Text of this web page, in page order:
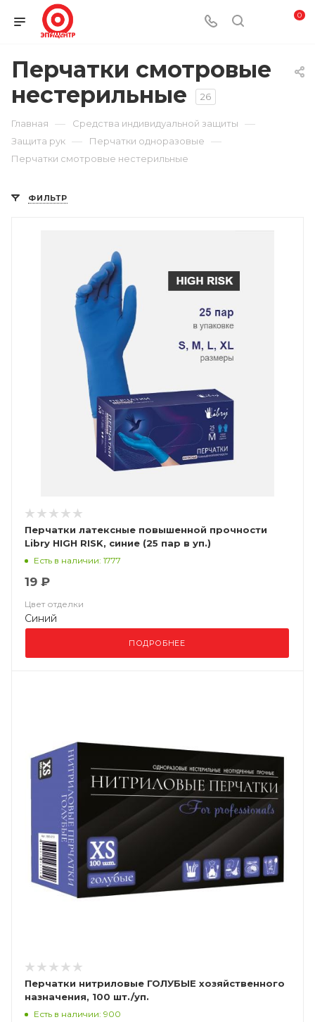
0
Перчатки смотровые
нестерильные
26
Главная — Средства индивидуальной защиты —
Защита рук — Перчатки одноразовые —
Перчатки смотровые нестерильные
ФИЛЬТР
Перчатки латексные повышенной прочности
Libry HIGH RISK, синие (25 пар в уп.)
Есть в наличии: 1777
19 ₽
Цвет отделки
Синий
ПОДРОБНЕЕ
Перчатки нитриловые ГОЛУБЫЕ хозяйственного
назначения, 100 шт./уп.
Есть в наличии: 900